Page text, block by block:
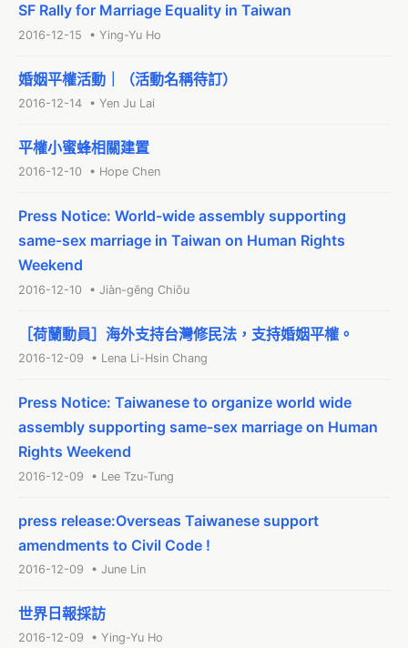
SF Rally for Marriage Equality in Taiwan
2016-12-15 • Ying-Yu Ho
婚姻平權活動｜（活動名稱待訂）
2016-12-14 • Yen Ju Lai
平權小蜜蜂相關建置
2016-12-10 • Hope Chen
Press Notice: World-wide assembly supporting
same-sex marriage in Taiwan on Human Rights
Weekend
2016-12-10 • Jiàn-gēng Chiōu
［荷蘭動員］海外支持台灣修民法，支持婚姻平權。
2016-12-09 • Lena Li-Hsin Chang
Press Notice: Taiwanese to organize world wide
assembly supporting same-sex marriage on Human
Rights Weekend
2016-12-09 • Lee Tzu-Tung
press release:Overseas Taiwanese support
amendments to Civil Code !
2016-12-09 • June Lin
世界日報採訪
2016-12-09 • Ying-Yu Ho